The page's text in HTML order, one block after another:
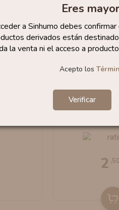
Eres
a Sinhumo debes
derivados están
la venta ni el acceso a
Acepto los
Verificar
Pyrex Para
2